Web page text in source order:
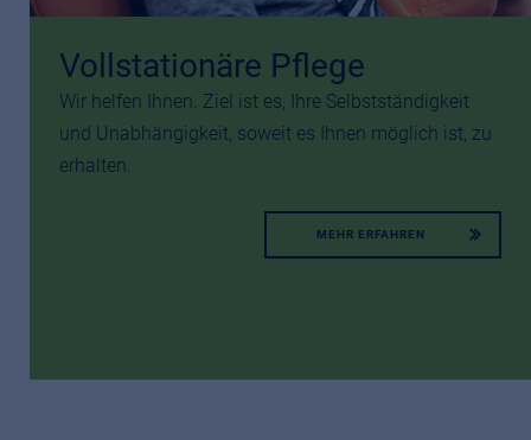
Vollstationäre Pflege
Wir helfen Ihnen. Ziel ist es, Ihre Selbstständigkeit
und Unabhängigkeit, soweit es Ihnen möglich ist, zu
erhalten.
MEHR ERFAHREN